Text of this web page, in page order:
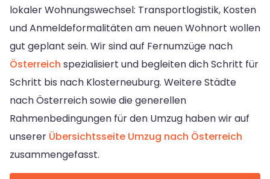
lokaler Wohnungswechsel: Transportlogistik, Kosten
und Anmeldeformalitäten am neuen Wohnort wollen
gut geplant sein. Wir sind auf Fernumzüge nach
Österreich spezialisiert und begleiten dich Schritt für
Schritt bis nach Klosterneuburg. Weitere Städte
nach Österreich sowie die generellen
Rahmenbedingungen für den Umzug haben wir auf
unserer Übersichtsseite Umzug nach Österreich
zusammengefasst.